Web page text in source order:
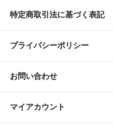
特定商取引法に基づく表記
プライバシーポリシー
お問い合わせ
マイアカウント